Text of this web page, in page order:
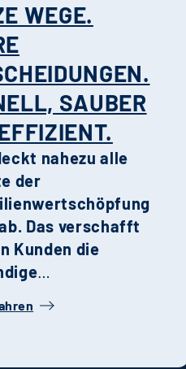
WEGE.
SAUBER
nahezu alle
der
Das verschafft
Kunden die
und Qualität
und